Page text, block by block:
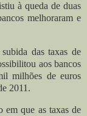
à queda de duas
melhoraram e
das taxas de
aos bancos
milhões de euros
2011.
em que as taxas de